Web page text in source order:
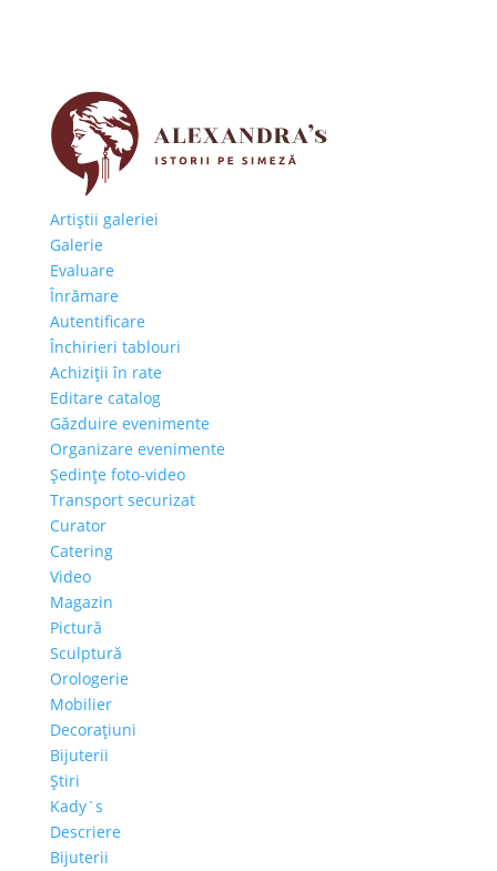
Artiştii galeriei
Galerie
Evaluare
Înrămare
Autentificare
Închirieri tablouri
Achiziţii în rate
Editare catalog
Găzduire evenimente
Organizare evenimente
Şedinţe foto-video
Transport securizat
Curator
Catering
Video
Magazin
Pictură
Sculptură
Orologerie
Mobilier
Decoraţiuni
Bijuterii
Ştiri
Kady`s
Descriere
Bijuterii